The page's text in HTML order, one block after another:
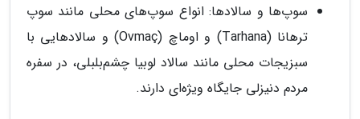
سوپ‌ها و سالادها: انواع سوپ‌های محلی مانند سوپ
ترهانا (Tarhana) و اوماچ (Ovmaç) و سالادهایی با
سبزیجات محلی مانند سالاد لوبیا چشم‌بلبلی، در سفره
مردم دنیزلی جایگاه ویژه‌ای دارند.